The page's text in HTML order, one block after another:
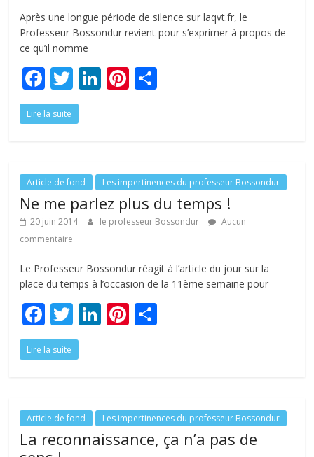
Après une longue période de silence sur laqvt.fr, le
Professeur Bossondur revient pour s’exprimer à propos de
ce qu’il nomme
F
ac
e
o
o
k
T
w
itt
Li
dI
n
Pi
st er
Lire la suite
Article de fond Les impertinences du professeur Bossondur
Ne me parlez plus du temps !
20 juin 2014 le professeur Bossondur
Aucun
commentaire
Le Professeur Bossondur réagit à l’article du jour sur la
place du temps à l’occasion de la 11ème semaine pour
F
ac
e
o
o
k
T
w
itt
Li
dI
n
Pi
st er
Lire la suite
Article de fond Les impertinences du professeur Bossondur
La reconnaissance, ça n’a pas de